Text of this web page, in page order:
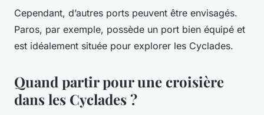
Cependant, d’autres ports peuvent être envisagés.
Paros, par exemple, possède un port bien équipé et
est idéalement située pour explorer les Cyclades.
Quand partir pour une croisière
dans les Cyclades ?